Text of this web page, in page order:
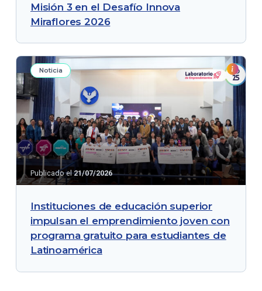
Misión 3 en el Desafío Innova
Miraflores 2026
Noticia
Publicado el21/07/2026
Instituciones de educación superior
impulsan el emprendimiento joven con
programa gratuito para estudiantes de
Latinoamérica